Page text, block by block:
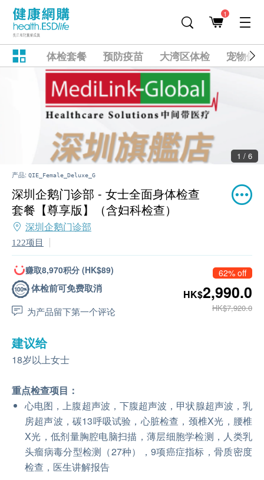
1
体检套餐 预防疫苗 大湾区体检 宠物健
1 / 6
产品: QIE_Female_Deluxe_G
深圳企鹅门诊部 - 女士全面身体检查
套餐【尊享版】（含妇科检查）
深圳企鹅门诊部
122项目
赚取8,970积分 (HK$89)
体检前可免费取消
为产品留下第一个评论
62% off
HK$2,990.0
HK$7,920.0
建议给
18岁以上女士
重点检查项目：
心电图，上腹超声波，下腹超声波，甲状腺超声波，乳
房超声波，碳13呼吸试验，心脏检查，颈椎X光，腰椎
X光，低剂量胸腔电脑扫描，薄层细胞学检测，人类乳
头瘤病毒分型检测（27种），9项癌症指标，骨质密度
检查，医生讲解报告